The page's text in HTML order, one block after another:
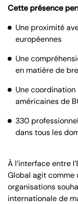
Cette présence
Une proximité
européennes
Une
en matière de
Une
américaines de
330
dans tous les
À l’interface entre
Global agit
organisations
internationale de